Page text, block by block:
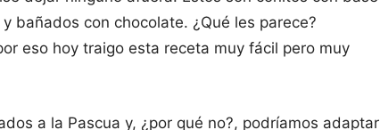
bañados con chocolate. ¿Qué les parece?
eso hoy traigo esta receta muy fácil pero muy
a la Pascua y, ¿por qué no?, podríamos adaptar